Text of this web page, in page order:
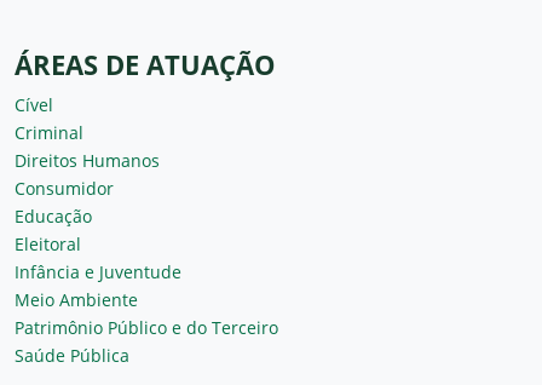
ÁREAS DE ATUAÇÃO
Cível
Criminal
Direitos Humanos
Consumidor
Educação
Eleitoral
Infância e Juventude
Meio Ambiente
Patrimônio Público e do Terceiro
Saúde Pública